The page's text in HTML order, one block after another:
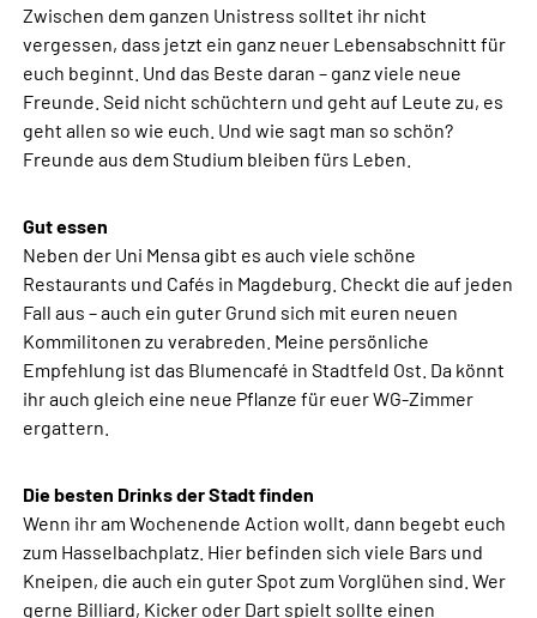
Zwischen dem ganzen Unistress solltet ihr nicht
vergessen, dass jetzt ein ganz neuer Lebensabschnitt für
euch beginnt. Und das Beste daran – ganz viele neue
Freunde. Seid nicht schüchtern und geht auf Leute zu, es
geht allen so wie euch. Und wie sagt man so schön?
Freunde aus dem Studium bleiben fürs Leben.
Gut essen
Neben der Uni Mensa gibt es auch viele schöne
Restaurants und Cafés in Magdeburg. Checkt die auf jeden
Fall aus – auch ein guter Grund sich mit euren neuen
Kommilitonen zu verabreden. Meine persönliche
Empfehlung ist das Blumencafé in Stadtfeld Ost. Da könnt
ihr auch gleich eine neue Pflanze für euer WG-Zimmer
ergattern.
Die besten Drinks der Stadt finden
Wenn ihr am Wochenende Action wollt, dann begebt euch
zum Hasselbachplatz. Hier befinden sich viele Bars und
Kneipen, die auch ein guter Spot zum Vorglühen sind. Wer
gerne Billiard, Kicker oder Dart spielt sollte einen